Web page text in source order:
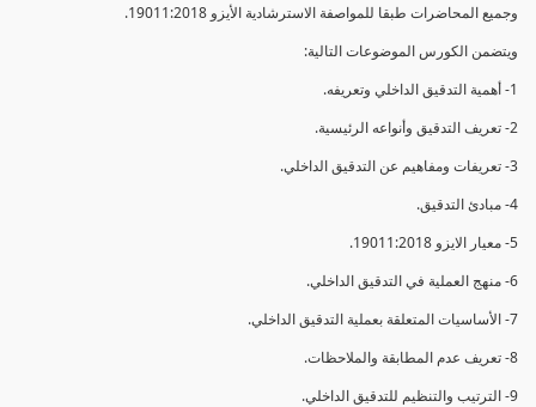
وجميع المحاضرات طبقا للمواصفة الاسترشادية الأيزو 19011:2018.
ويتضمن الكورس الموضوعات التالية:
1- أهمية التدقيق الداخلي وتعريفه.
2- تعريف التدقيق وأنواعه الرئيسية.
3- تعريفات ومفاهيم عن التدقيق الداخلي.
4- مبادئ التدقيق.
5- معيار الايزو 19011:2018.
6- منهج العملية في التدقيق الداخلي.
7- الأساسيات المتعلقة بعملية التدقيق الداخلي.
8- تعريف عدم المطابقة والملاحظات.
9- الترتيب والتنظيم للتدقيق الداخلي.